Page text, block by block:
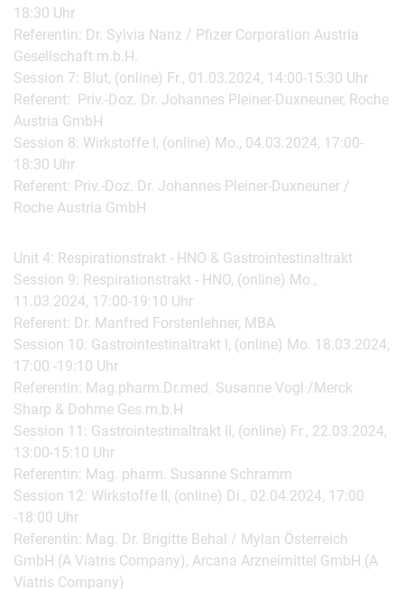
18:30 Uhr
Referentin: Dr. Sylvia Nanz / Pfizer Corporation Austria
Gesellschaft m.b.H.
Session 7: Blut, (online) Fr., 01.03.2024, 14:00-15:30 Uhr
Referent: Priv.-Doz. Dr. Johannes Pleiner-Duxneuner, Roche
Austria GmbH
Session 8: Wirkstoffe I, (online) Mo., 04.03.2024, 17:00-
18:30 Uhr
Referent: Priv.-Doz. Dr. Johannes Pleiner-Duxneuner /
Roche Austria GmbH
Unit 4: Respirationstrakt - HNO & Gastrointestinaltrakt
Session 9: Respirationstrakt - HNO, (online) Mo.,
11.03.2024, 17:00-19:10 Uhr
Referent: Dr. Manfred Forstenlehner, MBA
Session 10: Gastrointestinaltrakt I, (online) Mo. 18.03.2024,
17:00 -19:10 Uhr
Referentin: Mag.pharm.Dr.med. Susanne Vogl /Merck
Sharp & Dohme Ges.m.b.H
Session 11: Gastrointestinaltrakt II, (online) Fr., 22.03.2024,
13:00-15:10 Uhr
Referentin: Mag. pharm. Susanne Schramm
Session 12: Wirkstoffe II, (online) Di., 02.04.2024, 17:00
-18:00 Uhr
Referentin: Mag. Dr. Brigitte Behal / Mylan Österreich
GmbH (A Viatris Company), Arcana Arzneimittel GmbH (A
Viatris Company)